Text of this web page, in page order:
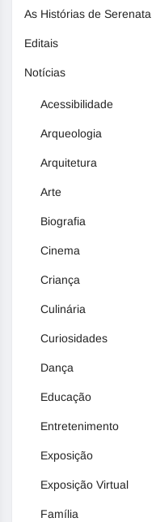
As Histórias de Serenata
Editais
Notícias
Acessibilidade
Arqueologia
Arquitetura
Arte
Biografia
Cinema
Criança
Culinária
Curiosidades
Dança
Educação
Entretenimento
Exposição
Exposição Virtual
Família